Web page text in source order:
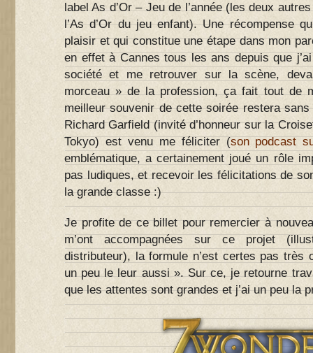
label As d’Or – Jeu de l’année (les deux
l’As d’Or du jeu enfant). Une récompense
plaisir et qui constitue une étape dans mon
en effet à Cannes tous les ans depuis que
société et me retrouver sur la scène,
morceau » de la profession, ça fait tout de
meilleur souvenir de cette soirée restera
Richard Garfield (invité d’honneur sur la
Tokyo) est venu me féliciter (son podcast
emblématique, a certainement joué un rôle
pas ludiques, et recevoir les félicitations de
la grande classe :)
Je profite de ce billet pour remercier à
m’ont accompagnées sur ce projet
distributeur), la formule n’est certes pas très
un peu le leur aussi ». Sur ce, je retourne
que les attentes sont grandes et j’ai un peu la